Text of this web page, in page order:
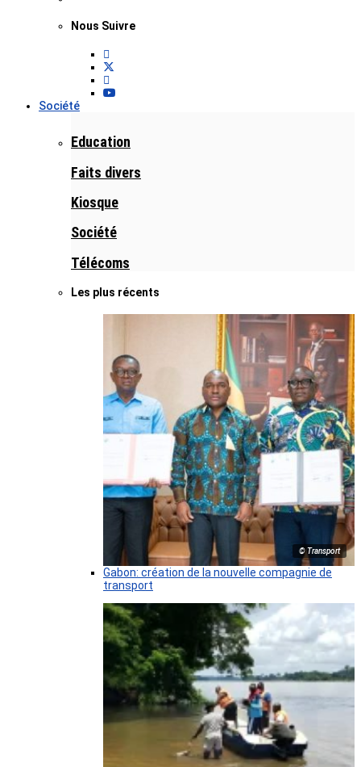
Nous Suivre
Société
Education
Faits divers
Kiosque
Société
Télécoms
Les plus récents
© Transport
Gabon: création de la nouvelle compagnie de
transport